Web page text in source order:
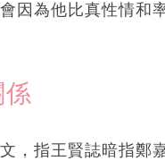
因為他比真性情和
，指王賢誌暗指鄭